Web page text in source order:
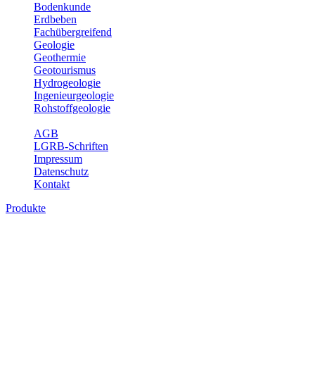
Bodenkunde
Erdbeben
Fachübergreifend
Geologie
Geothermie
Geotourismus
Hydrogeologie
Ingenieurgeologie
Rohstoffgeologie
AGB
LGRB-Schriften
Impressum
Datenschutz
Kontakt
Produkte